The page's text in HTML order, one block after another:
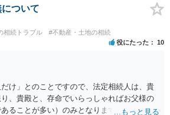
ついて
相続トラブル #不動産・土地の相続
役にたった 10
だけ」とのことですので、法定相続人は、貴
、貴殿と、存命でいらっしゃればお父様の
ることが多い）のみとなります。遺言がな